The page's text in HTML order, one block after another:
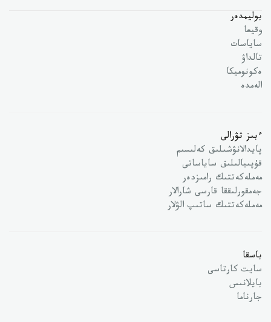
بوليمدەر
وقيعا
ساياسات
تالداۋ
ەكونوميكا
الەمدە
ءبىز تۋرالى
پايدالانۋشىلىق كەلىسىم
قۇپىيالىلىق ساياساتى
مەملەكەتتىك رامىزدەر
جەمقورلىققا قارسى شارالار
مەملەكەتتىك ساتىپ الۋلار
باسقا
سايت كارتاسى
بايلانىس
جارناما